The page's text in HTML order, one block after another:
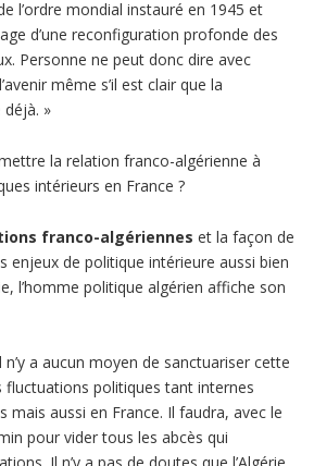
l’ordre mondial instauré en 1945 et
d’une reconfiguration profonde des
Personne ne peut donc dire avec
même s’il est clair que la
déjà. »
la relation franco-algérienne à
intérieurs en France ?
franco-algériennes et la façon de
enjeux de politique intérieure aussi bien
l’homme politique algérien affiche son
a aucun moyen de sanctuariser cette
fluctuations politiques tant internes
mais aussi en France. Il faudra, avec le
pour vider tous les abcès qui